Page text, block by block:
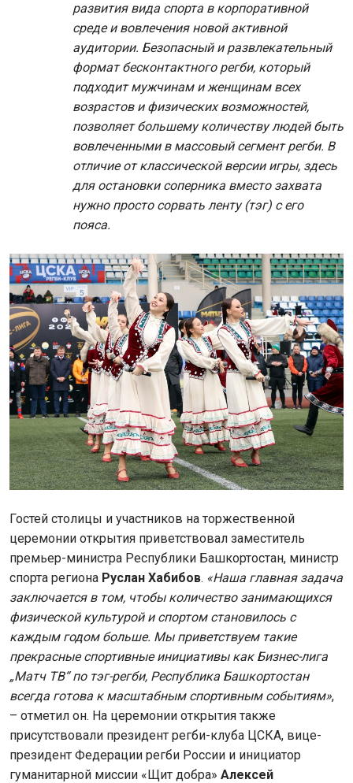
развития вида спорта в корпоративной
среде и вовлечения новой активной
аудитории. Безопасный и развлекательный
формат бесконтактного регби, который
подходит мужчинам и женщинам всех
возрастов и физических возможностей,
позволяет большему количеству людей быть
вовлеченными в массовый сегмент регби. В
отличие от классической версии игры, здесь
для остановки соперника вместо захвата
нужно просто сорвать ленту (тэг) с его
пояса.
Гостей столицы и участников на торжественной
церемонии открытия приветствовал заместитель
премьер-министра Республики Башкортостан, министр
спорта региона Руслан Хабибов. «Наша главная задача
заключается в том, чтобы количество занимающихся
физической культурой и спортом становилось с
каждым годом больше. Мы приветствуем такие
прекрасные спортивные инициативы как Бизнес-лига
„Матч ТВ“ по тэг-регби, Республика Башкортостан
всегда готова к масштабным спортивным событиям»,
– отметил он. На церемонии открытия также
присутствовали президент регби-клуба ЦСКА, вице-
президент Федерации регби России и инициатор
гуманитарной миссии «Щит добра» Алексей